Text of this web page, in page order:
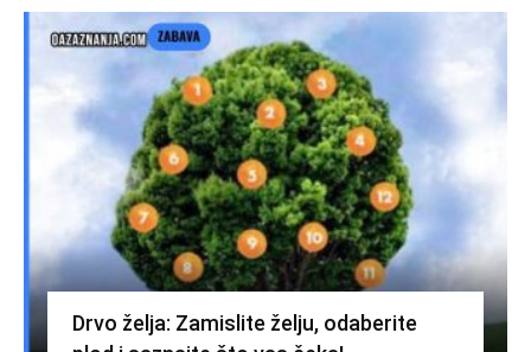
Drvo želja: Zamislite želju, odaberite